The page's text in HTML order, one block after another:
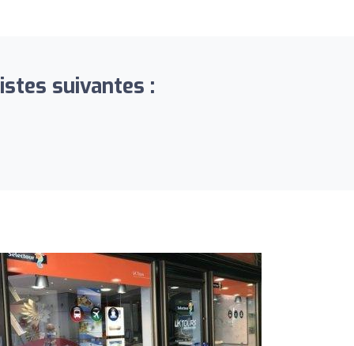
suivantes :